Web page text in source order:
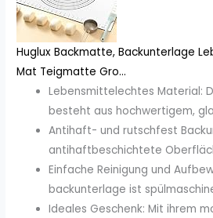
Huglux Backmatte, Backunterlage
Mat Teigmatte Gro...
Lebensmittelechtes Material:
besteht aus hochwertigem,
Antihaft- und rutschfest
antihaftbeschichtete
Einfache Reinigung und
backunterlage ist
Ideales Geschenk: Mit ihrem